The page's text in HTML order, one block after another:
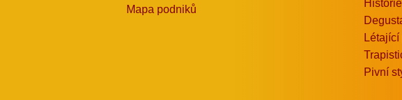
Mapa podniků
Pivní